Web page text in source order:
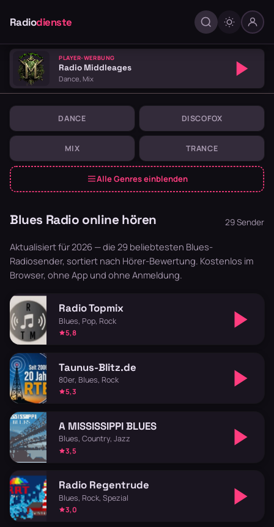
Radiodienste
PLAYER-WERBUNG
Radio Middleages
Dance, Mix
DANCE DISCOFOX
MIX TRANCE
Alle Genres einblenden
Blues Radio online hören 29 Sender
Aktualisiert für 2026 — die 29 beliebtesten Blues-
Radiosender, sortiert nach Hörer-Bewertung. Kostenlos im
Browser, ohne App und ohne Anmeldung.
Radio Topmix
Blues, Pop, Rock
5,8
Taunus-Blitz.de
80er, Blues, Rock
5,3
A MISSISSIPPI BLUES
Blues, Country, Jazz
3,5
Radio Regentrude
Blues, Rock, Spezial
3,0